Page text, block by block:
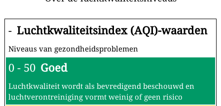
- Luchtkwaliteitsindex (AQI)-waarden
Niveaus van gezondheidsproblemen
0 - 50 Goed
Luchtkwaliteit wordt als bevredigend beschouwd en
luchtverontreiniging vormt weinig of geen risico